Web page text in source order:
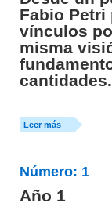
Fabio Petri
vínculos
misma
cantidades.
Leer más
Número: 1
Año 1